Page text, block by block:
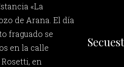
«La
de Arana. El día
fraguado se
en la calle
en